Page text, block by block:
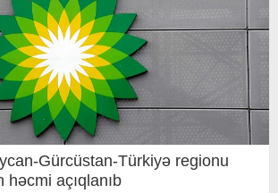
Gürcüstan-Türkiyə regionu
açıqlanıb